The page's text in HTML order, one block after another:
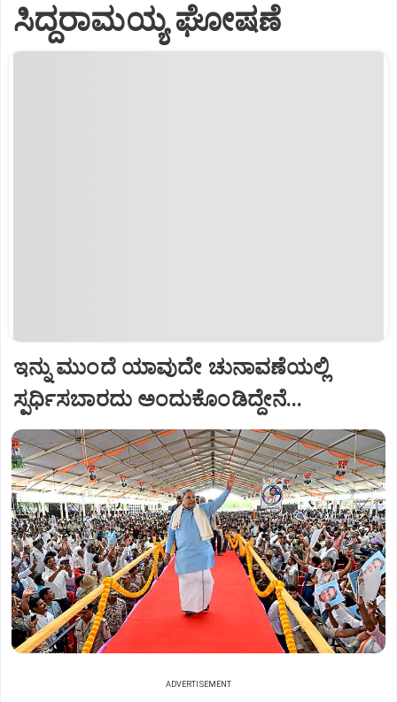
ಸಿದ್ದರಾಮಯ್ಯ ಘೋಷಣೆ
ಇನ್ನು ಮುಂದೆ ಯಾವುದೇ ಚುನಾವಣೆಯಲ್ಲಿ
ಸ್ಪರ್ಧಿಸಬಾರದು ಅಂದುಕೊಂಡಿದ್ದೇನೆ...
ADVERTISEMENT